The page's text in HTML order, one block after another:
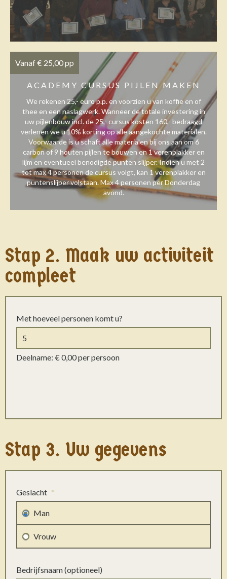
Vanaf € 25,00 pp
ACADEMY CURSUS PIJLEN MAKEN
We rekenen 25,- euro p.p. en voorzien u van koffie en of
thee en een naslagwerk. Wanneer de totale investering in
uw pijlenbouw incl. de 25,- cursus kosten 160,- bedraagd
verlenen we u 10% korting op alle aangekochte materialen.
Voorwaarde is u schaft alle materialen bij ons aan om 6
carbon of 9 houten pijlen te bouwen en 1 verenplakker en
lijm en eventueel benodigde punten slijper. Indien u met 2
tot max 4 personen de cursus volgt, kan 1 verenplakker en
puntenslijper volstaan. Max 4 personen per Donderdag
avond.
Stap 2. Maak uw activiteit
compleet
Met hoeveel personen komt u?
Deelname: € 0,00 per persoon
Stap 3. Uw gegevens
Geslacht *
Man
Vrouw
Bedrijfsnaam (optioneel)